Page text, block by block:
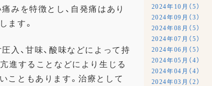
みを特徴とし、自発痛はあり
ます。
入、甘味、酸味などによって持
進することなどにより生 じる
こともあります。治療として
2024年10月（5）
2024年09月（3）
2024年08月（5）
2024年07月（5）
2024年06月（5）
2024年05月（4）
2024年04月（4）
2024年03月（2）